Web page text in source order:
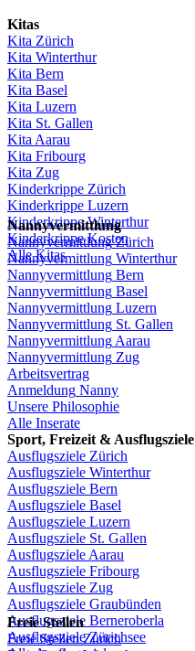
Kitas
Kita Zürich
Kita Winterthur
Kita Bern
Kita Basel
Kita Luzern
Kita St. Gallen
Kita Aarau
Kita Fribourg
Kita Zug
Kinderkrippe Zürich
Kinderkrippe Luzern
KinderkrippeWinterthur
Kinderkrippe Kosten
Alle Kitas
Nannyvermittlung
Nannyvermittlung Zürich
Nannyvermittlung Winterthur
Nannyvermittlung Bern
Nannyvermittlung Basel
Nannyvermittlung Luzern
Nannyvermittlung St. Gallen
Nannyvermittlung Aarau
Nannyvermittlung Zug
Arbeitsvertrag
Anmeldung Nanny
Unsere Philosophie
Alle Inserate
Sport, Freizeit & Ausflugsziele
Ausflugsziele Zürich
Ausflugsziele Winterthur
Ausflugsziele Bern
Ausflugsziele Basel
Ausflugsziele Luzern
Ausflugsziele St. Gallen
Ausflugsziele Aarau
Ausflugsziele Fribourg
Ausflugsziele Zug
Ausflugsziele Graubünden
Ausflugsziele Berneroberla
Ausflugsziele Zürichsee
Freie Stellen
Freie Stellen Zürich